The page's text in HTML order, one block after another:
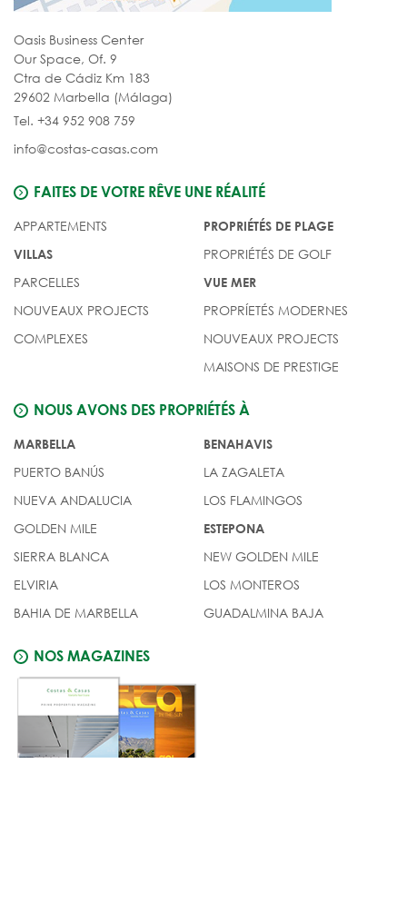
Oasis Business Center
Our Space, Of. 9
Ctra de Cádiz Km 183
29602 Marbella (Málaga)
Tel. +34 952 908 759
info@costas-casas.com
FAITES DE VOTRE RÊVE UNE RÉALITÉ
APPARTEMENTS
VILLAS
PARCELLES
NOUVEAUX PROJECTS
COMPLEXES
PROPRIÉTÉS DE PLAGE
PROPRIÉTÉS DE GOLF
VUE MER
PROPRÍETÉS MODERNES
NOUVEAUX PROJECTS
MAISONS DE PRESTIGE
NOUS AVONS DES PROPRIÉTÉS À
MARBELLA
PUERTO BANÚS
NUEVA ANDALUCIA
GOLDEN MILE
SIERRA BLANCA
ELVIRIA
BAHIA DE MARBELLA
BENAHAVIS
LA ZAGALETA
LOS FLAMINGOS
ESTEPONA
NEW GOLDEN MILE
LOS MONTEROS
GUADALMINA BAJA
NOS MAGAZINES